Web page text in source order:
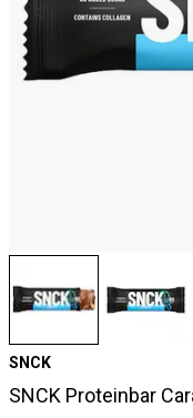
SNCK
SNCK Proteinbar